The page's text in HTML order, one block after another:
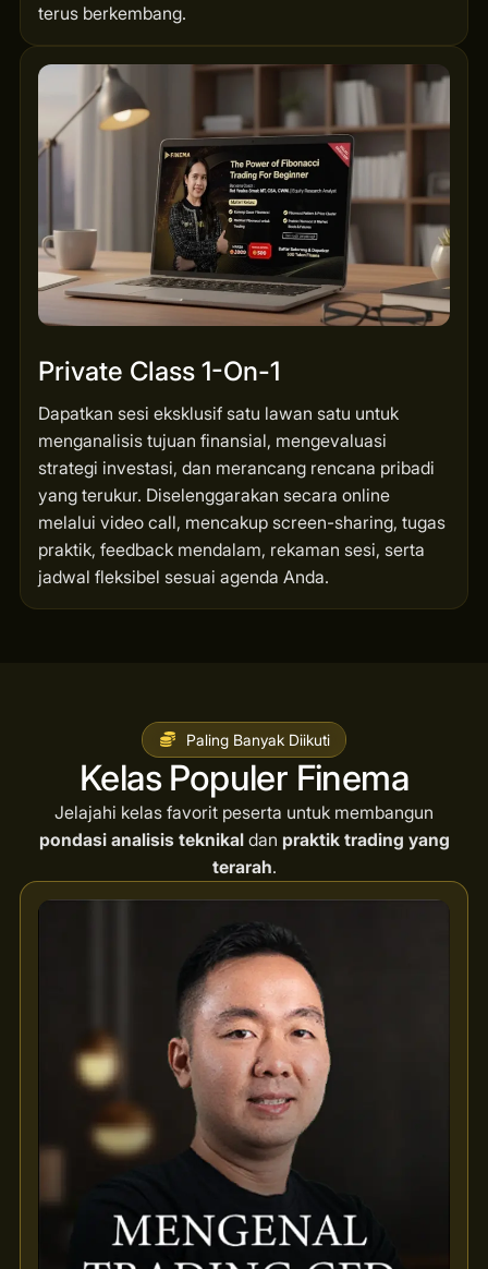
terus berkembang.
Private Class 1-On-1
Dapatkan sesi eksklusif satu lawan satu untuk
menganalisis tujuan finansial, mengevaluasi
strategi investasi, dan merancang rencana pribadi
yang terukur. Diselenggarakan secara online
melalui video call, mencakup screen-sharing, tugas
praktik, feedback mendalam, rekaman sesi, serta
jadwal fleksibel sesuai agenda Anda.
Paling Banyak Diikuti
Kelas Populer Finema
Jelajahi kelas favorit peserta untuk membangun
pondasi analisis teknikaldan praktik trading yang
terarah.